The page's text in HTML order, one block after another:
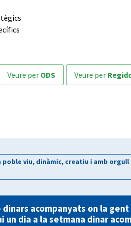
veure per ODS veure per
poble viu, dinàmic, creatiu i amb
acompanyats on la
un dia a la setmana dinar